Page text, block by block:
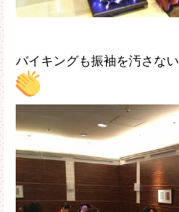
バイキングも振袖を汚さな